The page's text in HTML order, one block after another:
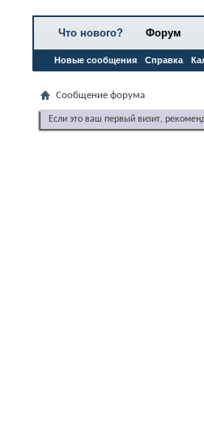
Что нового? Форум
Новые сообщения Справка
Сообщение форума
Если это ваш первый визит,